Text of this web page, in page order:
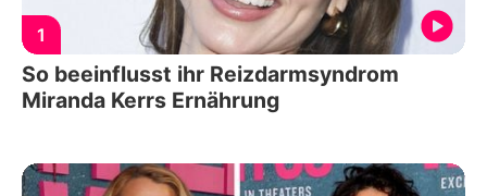
1
So beeinflusst ihr Reizdarmsyndrom
Miranda Kerrs Ernährung